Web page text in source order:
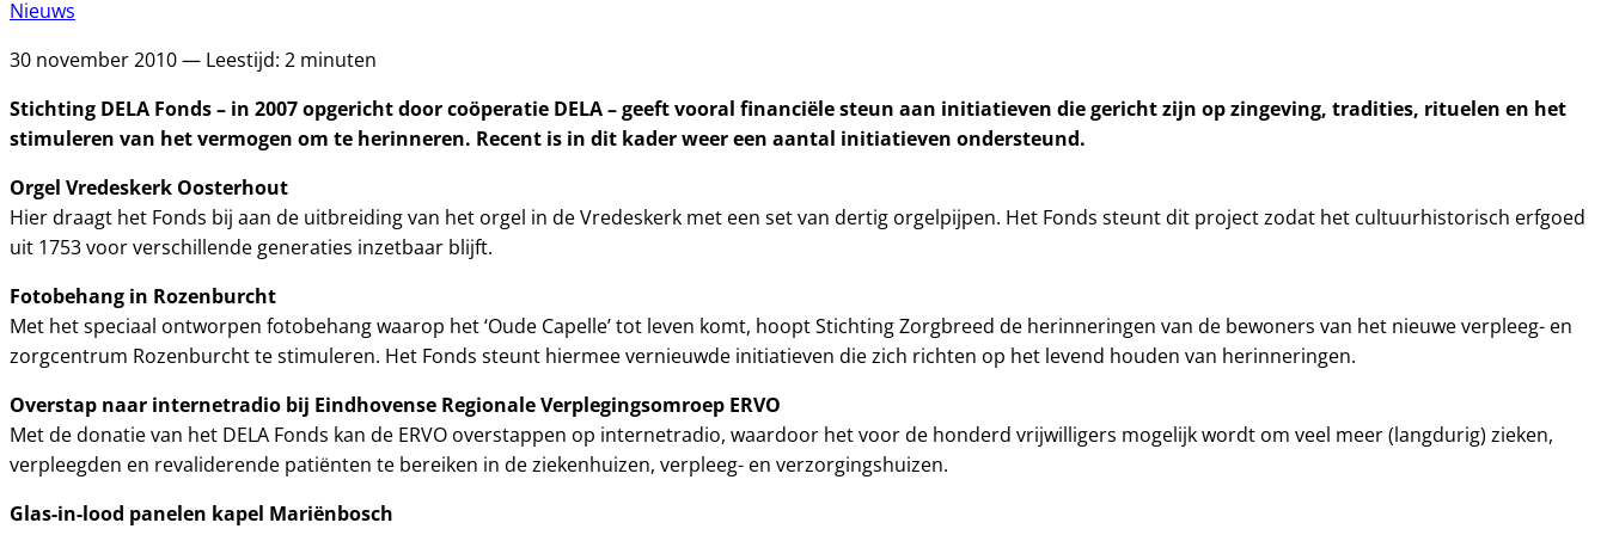
Nieuws
30 november 2010 — Leestijd: 2 minuten
Stichting DELA Fonds – in 2007 opgericht door coöperatie DELA – geeft vooral financiële steun aan initiatieven die gericht zijn op zingeving, tradities, rituelen en het
stimuleren van het vermogen om te herinneren. Recent is in dit kader weer een aantal initiatieven ondersteund.
Orgel Vredeskerk Oosterhout
Hier draagt het Fonds bij aan de uitbreiding van het orgel in de Vredeskerk met een set van dertig orgelpijpen. Het Fonds steunt dit project zodat het cultuurhistorisch erfgoed
uit 1753 voor verschillende generaties inzetbaar blijft.
Fotobehang in Rozenburcht
Met het speciaal ontworpen fotobehang waarop het ‘Oude Capelle’ tot leven komt, hoopt Stichting Zorgbreed de herinneringen van de bewoners van het nieuwe verpleeg- en
zorgcentrum Rozenburcht te stimuleren. Het Fonds steunt hiermee vernieuwde initiatieven die zich richten op het levend houden van herinneringen.
Overstap naar internetradio bij Eindhovense Regionale Verplegingsomroep ERVO
Met de donatie van het DELA Fonds kan de ERVO overstappen op internetradio, waardoor het voor de honderd vrijwilligers mogelijk wordt om veel meer (langdurig) zieken,
verpleegden en revaliderende patiënten te bereiken in de ziekenhuizen, verpleeg- en verzorgingshuizen.
Glas-in-lood panelen kapel Mariënbosch